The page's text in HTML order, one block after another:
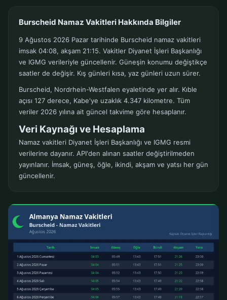
Burscheid Namaz Vakitleri Hakkında Bilgiler
9 Ağustos 2026 Pazar tarihinde Burscheid namaz vakitleri
imsak 04:08, akşam 21:15. Vakitler Diyanet İşleri Başkanlığı
ve IGMG verileriyle güncellenir. Güneşin konumu değiştikçe
saatler de değişir. Kış günleri kısa, yaz günleri uzun sürer.
Burscheid, Nordrhein-Westfalen eyaletinde yer alır. Kıble
açısı 127 derece, Kabe'ye uzaklık 4.347 kilometre. Tüm
veriler 2026 yılına ait güncel takvime göre hesaplanır.
Veri Kaynağı ve Hesaplama
Namaz vakitleri Diyanet İşleri Başkanlığı ve IGMG resmi
verilerine dayanır. API'den alınan saatler değiştirilmeden
yayınlanır. İmsak, güneş, öğle, ikindi, akşam ve yatsı her gün
güncellenir.